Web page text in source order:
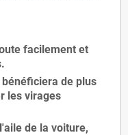
facilement et
de plus
les virages
de la voiture,